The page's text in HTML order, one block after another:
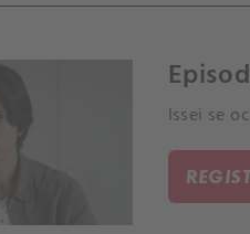
Issei se